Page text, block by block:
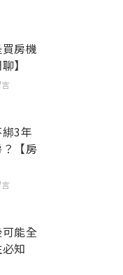
房機
】
3年
【房
能全
知